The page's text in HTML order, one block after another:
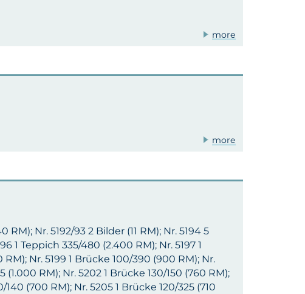
more
more
RM); Nr. 5192/93 2 Bilder (11 RM); Nr. 5194 5
1 Teppich 335/480 (2.400 RM); Nr. 5197 1
Nr. 5199 1 Brücke 100/390 (900 RM); Nr.
RM); Nr. 5202 1 Brücke 130/150 (760 RM);
(700 RM); Nr. 5205 1 Brücke 120/325 (710